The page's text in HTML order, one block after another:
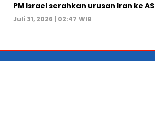
PM Israel serahkan urusan Iran ke AS
Juli 31, 2026 | 02:47 WIB